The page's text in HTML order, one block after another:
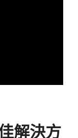
解決方